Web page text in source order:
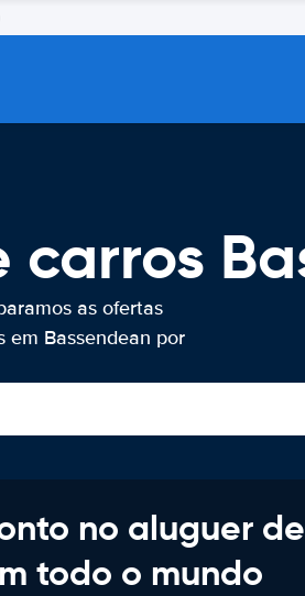
as ofertas
em Bassendean por
no aluguer de
todo o mundo